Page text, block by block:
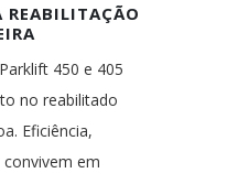
450 e 405
no reabilitado
Eficiência,
em